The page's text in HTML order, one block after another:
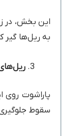
این بخش، در
به ریل‌ها گیر
پاراشوت روی
سقوط